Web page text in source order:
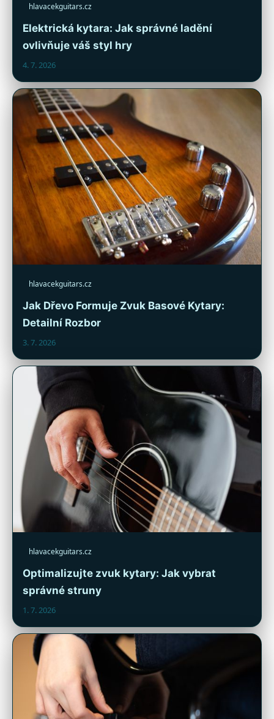
hlavacekguitars.cz
Elektrická kytara: Jak správné ladění
ovlivňuje váš styl hry
4. 7. 2026
hlavacekguitars.cz
Jak Dřevo Formuje Zvuk Basové Kytary:
Detailní Rozbor
3. 7. 2026
hlavacekguitars.cz
Optimalizujte zvuk kytary: Jak vybrat
správné struny
1. 7. 2026